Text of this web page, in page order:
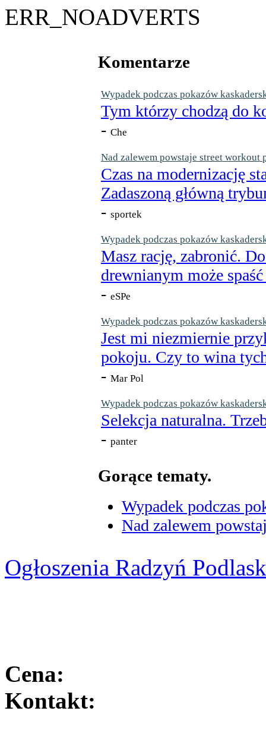
ERR_NOADVERTS
Komentarze
Wypadek podczas pokazów
Tym którzy chodzą do
- Che
Nad zalewem powstaje street workout
Czas na modernizację
Zadaszoną główną
- sportek
Wypadek podczas pokazów
Masz rację, zabronić.
drewnianym może
- eSPe
Wypadek podczas pokazów
Jest mi niezmiernie
pokoju. Czy to wina
- Mar Pol
Wypadek podczas pokazów
Selekcja naturalna.
- panter
Gorące tematy.
Wypadek podczas
Nad zalewem
Ogłoszenia Radzyń
Cena:
Kontakt: